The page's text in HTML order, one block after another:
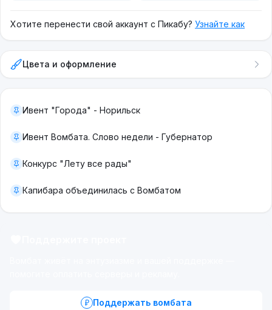
Хотите перенести свой аккаунт с Пикабу? Узнайте как
Цвета и оформление
Ивент "Города" - Норильск
Ивент Вомбата. Слово недели - Губернатор
Конкурс "Лету все рады"
Капибара объединилась с Вомбатом
Поддержать вомбата